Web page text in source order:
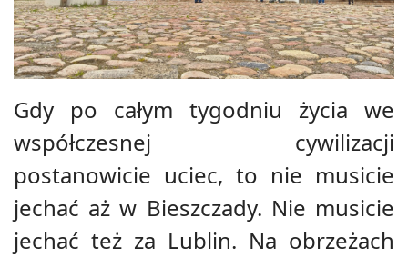
Gdy po całym tygodniu życia we
współczesnej cywilizacji
postanowicie uciec, to nie musicie
jechać aż w Bieszczady. Nie musicie
jechać też za Lublin. Na obrzeżach